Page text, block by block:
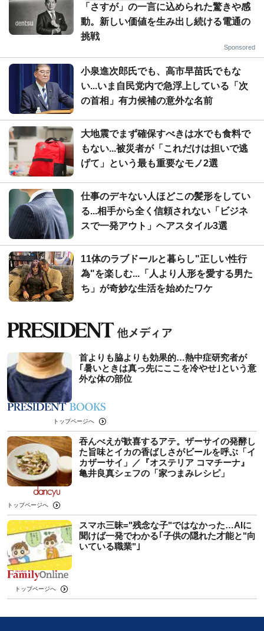
「さすが」の一言に込められた驚きや感
動。新しい価値を生み出し続ける電通の
挑戦
Sponsored
小泉進次郎氏でも、高市早苗氏でもな
い...いま自民党内で急浮上している「次
の首相」有力候補の意外な名前
大地震でまず確保すべきは水でも食料で
もない...被災者が「これだけは担いで逃
げて」という最も重要なモノ2選
仕事のデキない人ほどこの髪形をしてい
る...相手から全く信頼されない「ビジネ
スで一発アウト」ヘアスタイル3選
11体のラブドールと暮らし"正しい性行
為"を楽しむ...「人より人形を愛する男た
ち」が奇妙な生活を始めたワケ
首よりも脇よりも効果的…熱中症研究者が
｢暑いときは真っ先にここを冷やせ｣という意
外な体の部位
トップページへ
吞んべえが歓喜するアテ。ザーサイの発酵し
た旨味とイカの香ばしさがビールを呼ぶ「イ
カザーサイ」／『オステリア コマチーナ』
⻲井良真シェフの「家つまみレシピ」
トップページへ
スマホ三昧="残念な子"ではなかった…AIに
聞けば一発でわかる｢子供の隠れた才能と"向
いている職業"｣
トップページへ